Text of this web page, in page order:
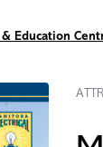
Education